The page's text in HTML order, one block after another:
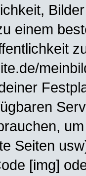
einem
Seiten
[img]